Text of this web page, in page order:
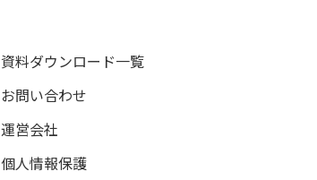
資料ダウンロード一覧
お問い合わせ
運営会社
個人情報保護